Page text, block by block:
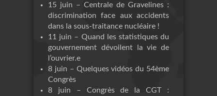
15 juin – Centrale de Gravelines :
discrimination face aux accidents
dans la sous-traitance nucléaire !
11 juin – Quand les statistiques du
gouvernement dévoilent la vie de
l’ouvrier.e
8 juin – Quelques vidéos du 54ème
Congrès
8 juin – Congrès de la CGT :